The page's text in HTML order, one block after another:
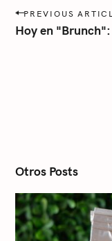
Otros Posts
a
P
o
s
o
n
PREVIOUS
Hoy en